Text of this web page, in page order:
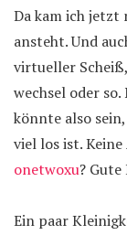
Da kam ich jetzt
ansteht. Und
virtueller
wechsel oder so.
könnte also
viel los ist.
onetwoxu? Gute
Ein paar